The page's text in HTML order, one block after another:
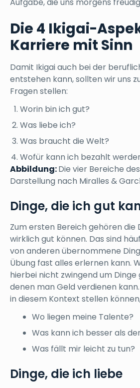
Die 4 Ikigai-
Karriere mit Sinn
Damit Ikigai auch bei der
entstehen kann, sollten wir uns
Fragen stellen:
Worin bin ich gut?
Was liebe ich?
Was braucht die Welt?
Wofür kann ich bezahlt
Abbildung:Die vier Bereiche
Darstellung nach Miralles &
Dinge, die ich gut
Zum ersten Bereich gehören die
wirklich gut können. Das sind
von anderen übernommene
Übung fast alles erlernen kann.
hierbei nicht zwingend um Dinge
denen man Geld verdienen
in diesem Kontext stellen
Wo liegen meine Talente?
Was kann ich besser als
Was fällt mir leicht zu tun?
Dinge, die ich liebe